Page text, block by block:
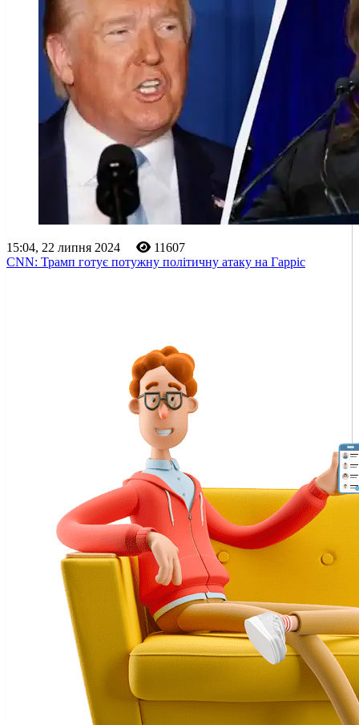
15:04, 22 липня 2024
11607
CNN: Трамп готує потужну політичну атаку на Гарріс